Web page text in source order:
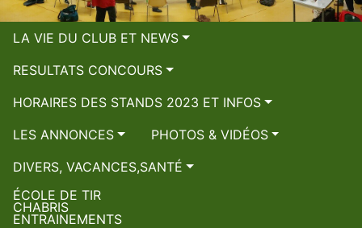
LA VIE DU CLUB ET NEWS
RESULTATS CONCOURS
HORAIRES DES STANDS 2023 ET INFOS
LES ANNONCES
PHOTOS & VIDÉOS
DIVERS, VACANCES,SANTÉ
ÉCOLE DE TIR
CHABRIS
ENTRAINEMENTS